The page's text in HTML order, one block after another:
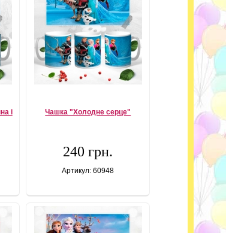
і
Чашка "Холодне серце"
240 грн.
Артикул: 60948